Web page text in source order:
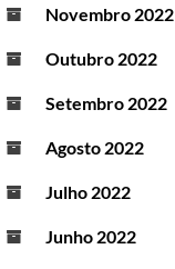
Novembro 2022
Outubro 2022
Setembro 2022
Agosto 2022
Julho 2022
Junho 2022